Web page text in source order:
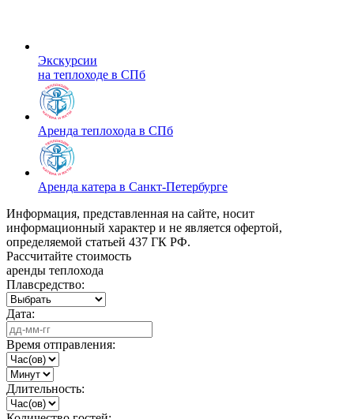
Экскурсии
на теплоходе в СПб
Аренда теплохода в СПб
Аренда катера в Санкт-Петербурге
Информация, представленная на сайте, носит
информационный характер и не является офертой,
определяемой статьей 437 ГК РФ.
Рассчитайте стоимость
аренды теплохода
Плавсредство:
Дата:
Время отправления:
Длительность: